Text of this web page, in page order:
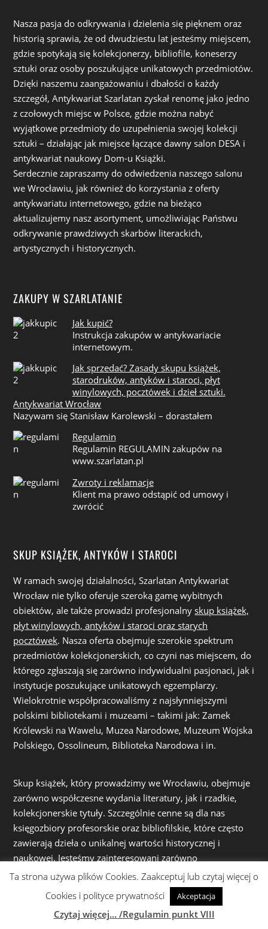
Nasza pasja do odkrywania i dzielenia się pięknem oraz
historią sprawia, że od dwudziestu lat jesteśmy miejscem,
gdzie spotykają się kolekcjonerzy, bibliofile, koneserzy
sztuki oraz osoby poszukujące unikatowych przedmiotów.
Dzięki naszemu zaangażowaniu i dbałości o każdy
szczegół, Antykwariat Szarlatan zyskał renomę jako jedno
z czołowych miejsc w Polsce, gdzie można nabyć
wyjątkowe przedmioty do uzupełnienia swojej kolekcji
sztuki – działając jak miejsce łączące dawny salon DESA i
antykwariat naukowy Dom-u Książki.
Serdecznie zapraszamy do odwiedzenia naszego salonu
we Wrocławiu, jak również do korzystania z oferty
antykwariatu internetowego, gdzie na bieżąco
aktualizujemy nasz asortyment, umożliwiając Państwu
odkrywanie prawdziwych skarbów literackich,
artystycznych i historycznych.
ZAKUPY W SZARLATANIE
Jak kupić?
Instrukcja zakupów w antykwariacie
internetowym.
Jak sprzedać? Zasady skupu książek,
starodruków, antyków i staroci, płyt
winylowych, pocztówek i dzieł sztuki.
Antykwariat Wrocław
Nazywam się Stanisław Karolewski – dorastałem
Regulamin
Regulamin REGULAMIN zakupów na
www.szarlatan.pl
Zwroty i reklamacje
Klient ma prawo odstąpić od umowy i
zwrócić
SKUP KSIĄŻEK, ANTYKÓW I STAROCI
W ramach swojej działalności, Szarlatan Antykwariat
Wrocław nie tylko oferuje szeroką gamę wybitnych
obiektów, ale także prowadzi profesjonalnyskup książek,
płyt winylowych, antyków i staroci oraz starych
pocztówek. Nasza oferta obejmuje szerokie spektrum
przedmiotów kolekcjonerskich, co czyni nas miejscem, do
którego zgłaszają się zarówno indywidualni pasjonaci, jak i
instytucje poszukujące unikatowych egzemplarzy.
Wielokrotnie współpracowaliśmy z najsłynniejszymi
polskimi bibliotekami i muzeami – takimi jak: Zamek
Królewski na Wawelu, Muzea Narodowe, Muzeum Wojska
Polskiego, Ossolineum, Biblioteka Narodowa i in.
Skup książek, który prowadzimy we Wrocławiu, obejmuje
zarówno współczesne wydania literatury, jak i rzadkie,
kolekcjonerskie tytuły. Szczególnie cenne są dla nas
księgozbiory profesorskie oraz bibliofilskie, które często
zawierają dzieła o unikalnej wartości historycznej i
naukowej. Jesteśmy zainteresowani zarówno
starodrukami i książka antykwaryczną jak i powojenną-
współczesną literaturą z różnych dziedzin: książkami
popularnonaukowymi, naukowymi, literaturą piękną, a
także książkami z zakresu filozofii, historii, sztuki czy
Ta strona używa plików Cookies. Zaakceptuj lub czytaj więcej o
Cookies i polityce prywatności
Akceptacja
Czytaj więcej... /Regulamin punkt VIII